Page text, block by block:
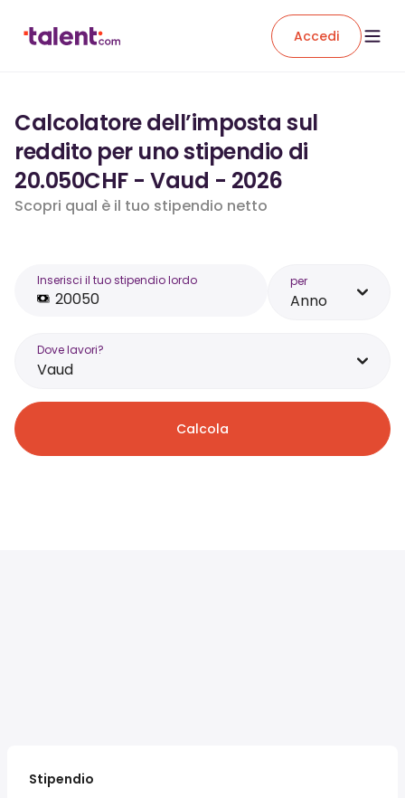
Accedi
Calcolatore dell’imposta sul
reddito per uno stipendio di
20.050CHF - Vaud - 2026
Scopri qual è il tuo stipendio netto
Inserisci il tuo stipendio lordo per
Anno
Dove lavori?
Vaud
Calcola
Stipendio